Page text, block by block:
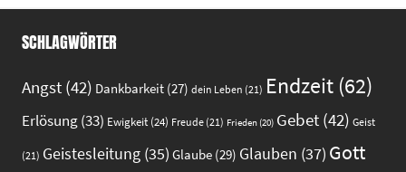
SCHLAGWÖRTER
Angst (42) Dankbarkeit (27) dein Leben (21) Endzeit (62)
Erlösung(33) Ewigkeit (24) Freude (21) Frieden (20) Gebet (42) Geist
(21) Geistesleitung (35) Glaube (29) Glauben (37) Gott